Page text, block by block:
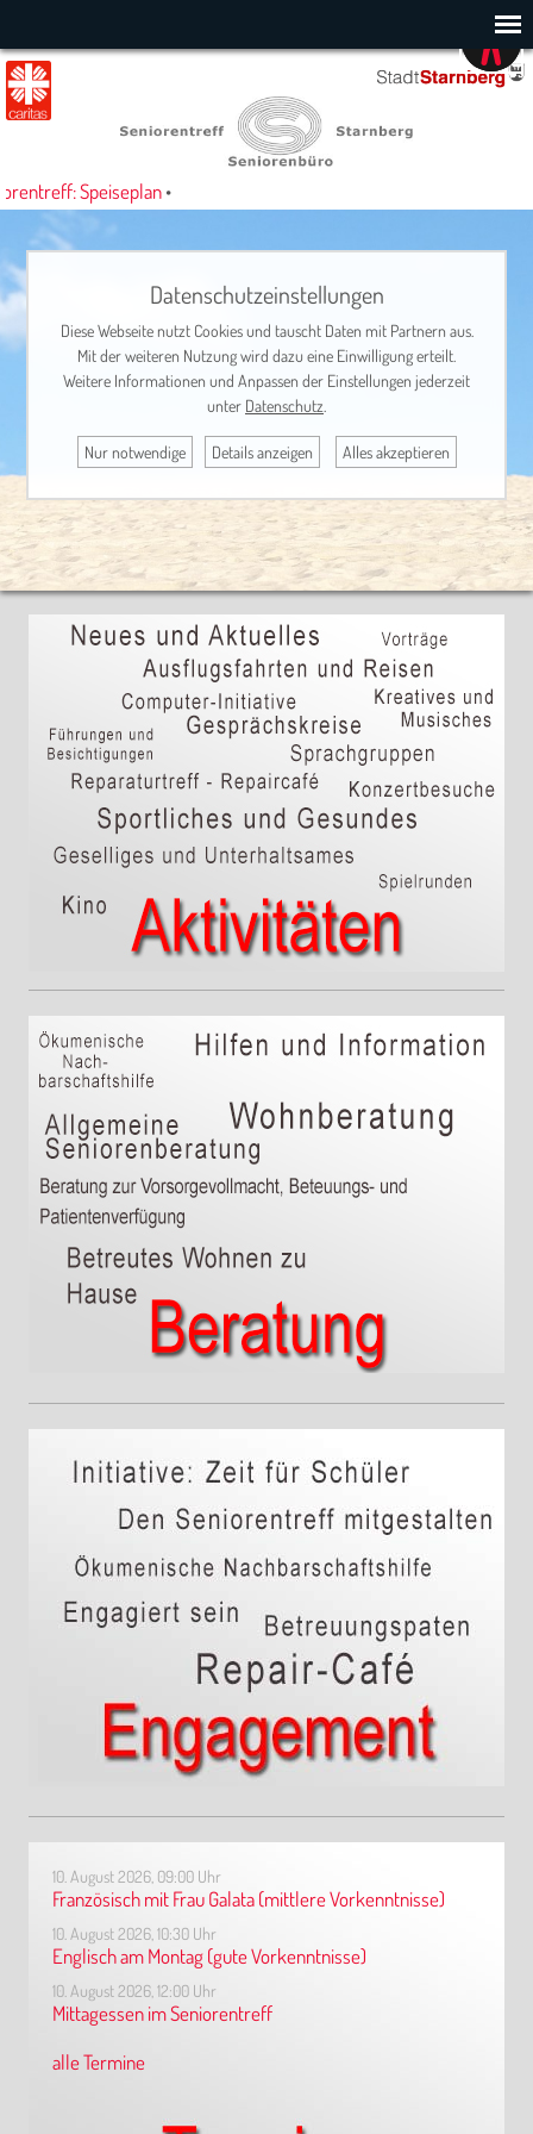
Speiseplan•
10. August 2026, 09:00 Uhr
Französisch mit Frau Galata (mittlere Vorkenntnisse)
10. August 2026, 10:30 Uhr
Englisch am Montag (gute Vorkenntnisse)
10. August 2026, 12:00 Uhr
Mittagessen im Seniorentreff
alle Termine
Datenschutzeinstellungen
Diese Webseite nutzt Cookies und tauscht Daten mit Partnern aus.
Mit der weiteren Nutzung wird dazu eine Einwilligung erteilt.
Weitere Informationen und Anpassen der Einstellungen jederzeit
unter Datenschutz
Nur notwendige Details anzeigen Alles akzeptieren